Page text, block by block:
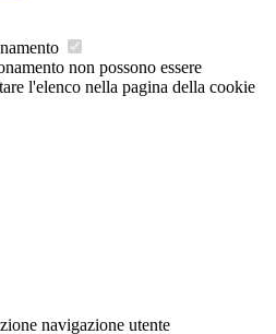
non possono essere
l'elenco nella pagina della cookie
navigazione utente